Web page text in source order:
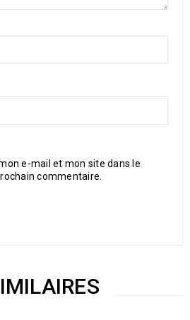
e-mail et mon site dans le
commentaire.